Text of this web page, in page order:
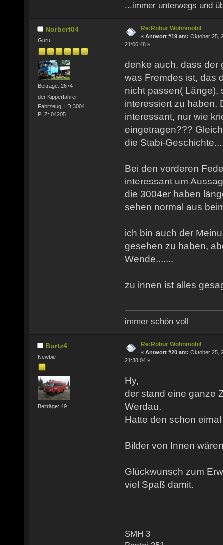
...immer unterwegs und
Norbert04
Guru
Beiträge: 2674
der Kipperfahrer
Fahrzeug: LD 3004
PLZ: 04205
Re:Robur Wohnmobil
« Antwort #19 am: Oktober 25,
21:06:48 »
denke auch, dass der
was Fremdes ist, das
nicht passen( Länge),
interessiert zu haben.
interessant, nur wie
eingetragen???
die Stabi-
Bei den vorderen
interessant um
die 3004er haben
sehen normal aus
ich bin auch der
gesehen zu haben,
Wende.......
zu innen ist alles
immer schön voll
Burtz4
Newbie
Beiträge: 49
Re:Robur Wohnmobil
« Antwort #20 am: Oktober 25,
21:38:04 »
Hy,
der stand eine ganze
Werdau.
Hatte den schon
Bilder von Innen
Glückwunsch zum
viel Spaß damit.
SMH 3